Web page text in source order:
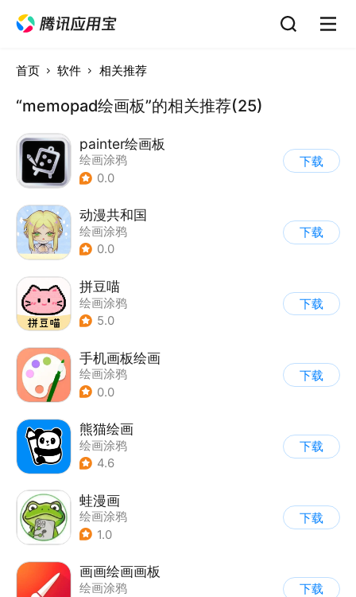
首页 软件 相关推荐
“memopad绘画板”的相关推荐(25)
painter绘画板
绘画涂鸦
0.0
下载
动漫共和国
绘画涂鸦
0.0
下载
拼豆喵
绘画涂鸦
5.0
下载
手机画板绘画
绘画涂鸦
0.0
下载
熊猫绘画
绘画涂鸦
4.6
下载
蛙漫画
绘画涂鸦
1.0
下载
画画绘画画板
绘画涂鸦
下载